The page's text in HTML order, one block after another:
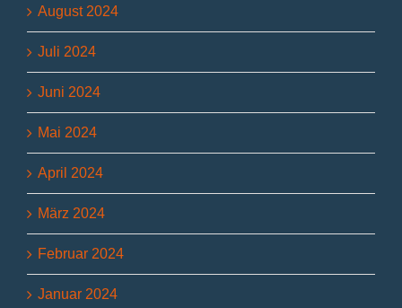
August 2024
Juli 2024
Juni 2024
Mai 2024
April 2024
März 2024
Februar 2024
Januar 2024